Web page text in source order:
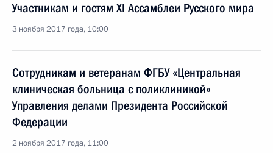
Участникам и гостям XI Ассамблеи Русского мира
3 ноября 2017 года, 10:00
Сотрудникам и ветеранам ФГБУ «Центральная
клиническая больница с поликлиникой»
Управления делами Президента Российской
Федерации
2 ноября 2017 года, 11:00